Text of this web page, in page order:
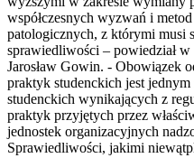
współczesnych wyzwań i
patologicznych, z którymi musi
sprawiedliwości – powiedział
Jarosław Gowin. - Obowiązek
praktyk studenckich jest
studenckich wynikających z
praktyk przyjętych przez
jednostek organizacyjnych
Sprawiedliwości, jakimi